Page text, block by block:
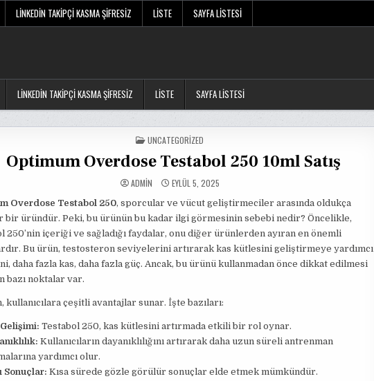
LINKEDIN TAKIPÇI KASMA ŞIFRESIZ LISTE SAYFA LISTESI
LINKEDIN TAKIPÇI KASMA ŞIFRESIZ LISTE SAYFA LISTESI
POSTED
IN
UNCATEGORIZED
Optimum Overdose Testabol 250 10ml Satış
ADMIN EYLÜL 5, 2025
Overdose Testabol 250, sporcular ve vücut geliştirmeciler arasında oldukça
bir üründür. Peki, bu ürünün bu kadar ilgi görmesinin sebebi nedir? Öncelikle,
250’nin içeriği ve sağladığı faydalar, onu diğer ürünlerden ayıran en önemli
Bu ürün, testosteron seviyelerini artırarak kas kütlesini geliştirmeye yardımcı
daha fazla kas, daha fazla güç. Ancak, bu ürünü kullanmadan önce dikkat edilmesi
bazı noktalar var.
kullanıcılara çeşitli avantajlar sunar. İşte bazıları:
Testabol 250, kas kütlesini artırmada etkili bir rol oynar.
Kullanıcıların dayanıklılığını artırarak daha uzun süreli antrenman
yardımcı olur.
Sonuçlar: Kısa sürede gözle görülür sonuçlar elde etmek mümkündür.